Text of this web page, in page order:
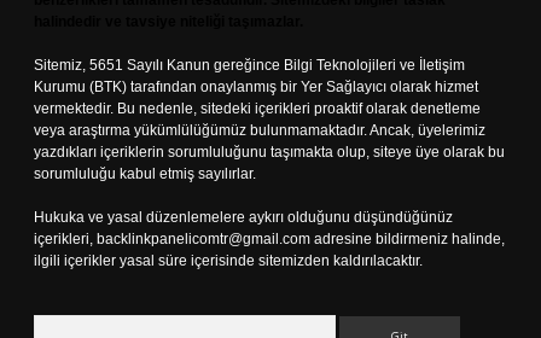
Sitemiz, 5651 Sayılı Kanun gereğince Bilgi Teknolojileri ve İletişim
Kurumu (BTK) tarafından onaylanmış bir Yer Sağlayıcı olarak hizmet
vermektedir. Bu nedenle, sitedeki içerikleri proaktif olarak denetleme
veya araştırma yükümlülüğümüz bulunmamaktadır. Ancak, üyelerimiz
yazdıkları içeriklerin sorumluluğunu taşımakta olup, siteye üye olarak bu
sorumluluğu kabul etmiş sayılırlar.
Hukuka ve yasal düzenlemelere aykırı olduğunu düşündüğünüz
içerikleri, backlinkpanelicomtr@gmail.com adresine bildirmeniz halinde,
ilgili içerikler yasal süre içerisinde sitemizden kaldırılacaktır.